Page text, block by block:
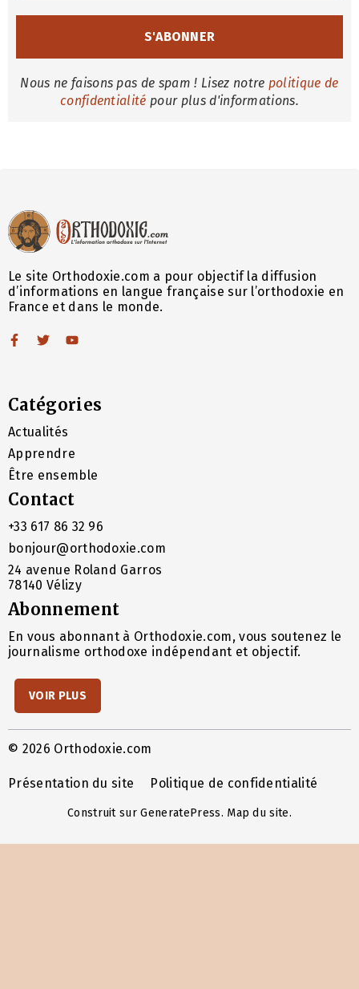
Nous ne faisons pas de spam ! Lisez notre politique de
confidentialité pour plus d'informations.
Le site Orthodoxie.com a pour objectif la diffusion
d’informations en langue française sur l’orthodoxie en
France et dans le monde.
Catégories
Actualités
Apprendre
Être ensemble
Contact
+33 617 86 32 96
bonjour@orthodoxie.com
24 avenue Roland Garros
78140 Vélizy
Abonnement
En vous abonnant à Orthodoxie.com, vous soutenez le
journalisme orthodoxe indépendant et objectif.
VOIR PLUS
© 2026 Orthodoxie.com
Présentation du site Politique de confidentialité
Construit surGeneratePress. Map du site.